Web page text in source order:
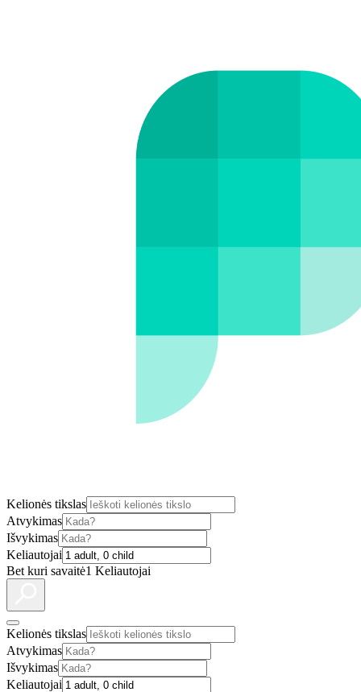
Kelionės tikslas
Atvykimas
Išvykimas
Keliautojai
Bet kuri savaitė1 Keliautojai
Kelionės tikslas
Atvykimas
Išvykimas
Keliautojai